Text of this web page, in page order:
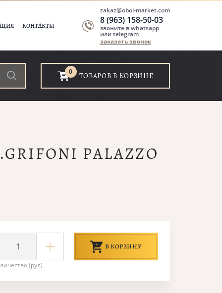
КОНТАКТЫ
zakaz@oboi-market.com
8 (963) 158-50-03
звоните в whatsapp
или telegram
заказать звонок
0 ТОВАРОВ В КОРЗИНЕ
PALAZZO
(рул)
В КОРЗИНУ